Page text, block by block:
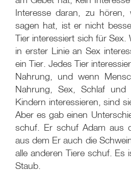
Interesse daran, zu
sagen hat, ist er nicht
Tier interessiert sich für Sex.
in erster Linie an Sex
ein Tier. Jedes Tier
Nahrung, und wenn
Nahrung, Sex, Schlaf und
Kindern interessieren, sind
Aber es gab einen
schuf. Er schuf Adam aus
aus dem Er auch die
alle anderen Tiere schuf. Es
Staub.